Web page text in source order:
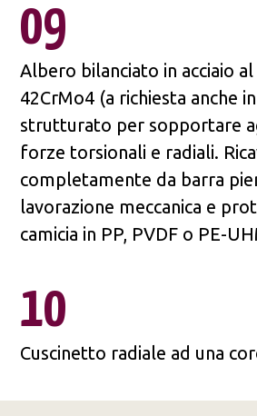
09
Albero bilanciato in acciaio
42CrMo4 (a richiesta anche
strutturato per sopportare
forze torsionali e radiali.
completamente da barra
lavorazione meccanica e
camicia in PP, PVDF o PE-
10
Cuscinetto radiale ad una